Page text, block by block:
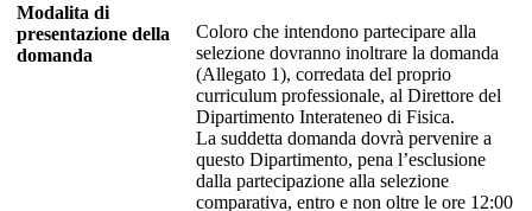
Modalita di
presentazione della
domanda
Coloro che intendono partecipare alla
selezione dovranno inoltrare la domanda
(Allegato 1), corredata del proprio
curriculum professionale, al Direttore del
Dipartimento Interateneo di Fisica.
La suddetta domanda dovrà pervenire a
questo Dipartimento, pena l’esclusione
dalla partecipazione alla selezione
comparativa, entro e non oltre le ore 12:00